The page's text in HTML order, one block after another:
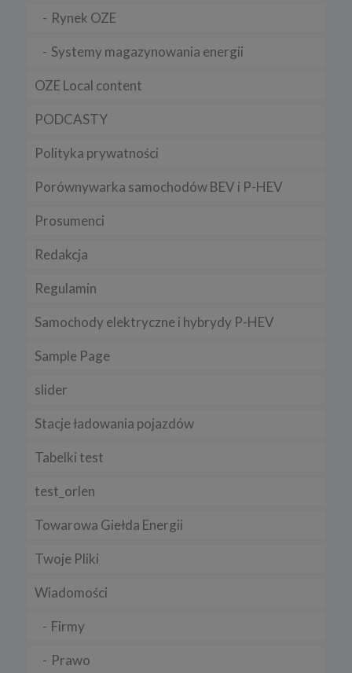
Rynek OZE
Systemy magazynowania energii
OZE Local content
PODCASTY
Polityka prywatności
Porównywarka samochodów BEV i P-HEV
Prosumenci
Redakcja
Regulamin
Samochody elektryczne i hybrydy P-HEV
Sample Page
slider
Stacje ładowania pojazdów
Tabelki test
test_orlen
Towarowa Giełda Energii
Twoje Pliki
Wiadomości
Firmy
Prawo
Niniejsza Polityka może być co pewien czas aktualizowana poprzez
zamieszczenie w serwisie jej nowej wersji.
Regulamin serwisu